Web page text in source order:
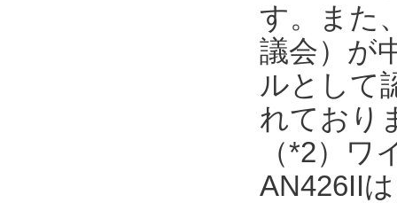
す。また
議会）が
ルとして
れており
（*2）
AN426II